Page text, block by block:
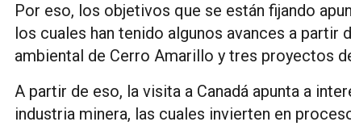
Por eso, los objetivos que se están fijando
los cuales han tenido algunos avances a
ambiental de Cerro Amarillo y tres proyectos
A partir de eso, la visita a Canadá apunta a
industria minera, las cuales invierten en